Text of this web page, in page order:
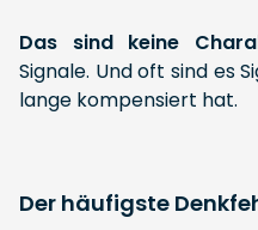
Das sind keine
Signale. Und oft sind es
lange kompensiert hat.
Der häufigste